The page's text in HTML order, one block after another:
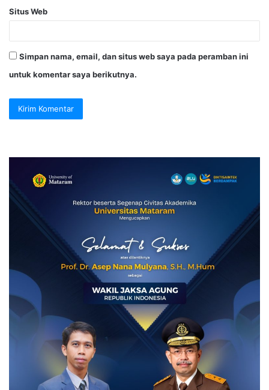
Situs Web
Simpan nama, email, dan situs web saya pada peramban ini
untuk komentar saya berikutnya.